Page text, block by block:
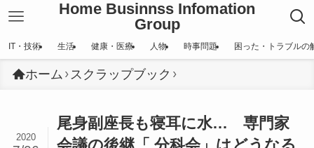
Home Businnss Infomation
Group
IT・技術 生活 健康・医療 人物 時事問題 困った・トラブルの
ホーム スクラップブック
尾身副座長も寝耳に水… 専門家
2020